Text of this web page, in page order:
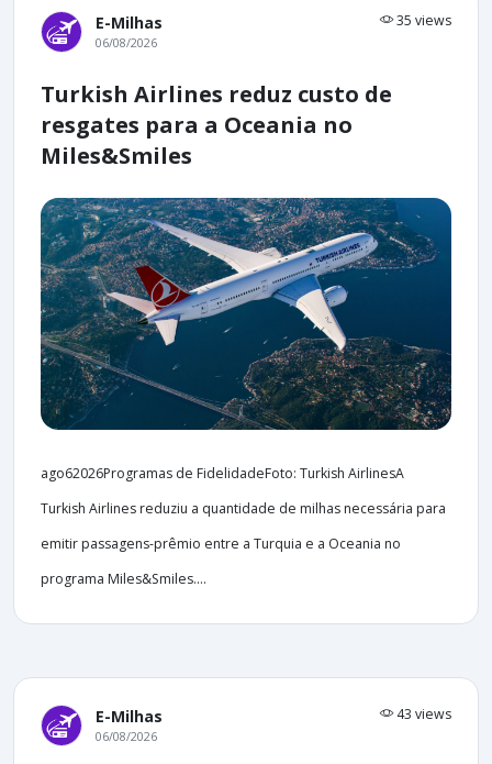
E-Milhas 35 views
06/08/2026
Turkish Airlines reduz custo de
resgates para a Oceania no
Miles&Smiles
ago62026Programas de FidelidadeFoto: Turkish AirlinesA
Turkish Airlines reduziu a quantidade de milhas necessária para
emitir passagens-prêmio entre a Turquia e a Oceania no
programa Miles&Smiles....
E-Milhas 43 views
06/08/2026